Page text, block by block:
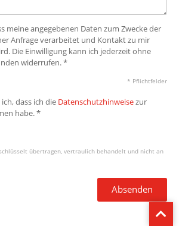
meine angegebenen Daten zum Zwecke der
Anfrage verarbeitet und Kontakt zu mir
Die Einwilligung kann ich jederzeit ohne
widerrufen. *
* Pflichtfelder
dass ich die Datenschutzhinweisezur
habe. *
übertragen, vertraulich behandelt und nicht an
Absenden